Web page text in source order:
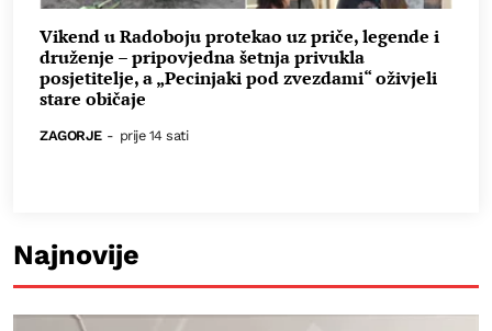
Vikend u Radoboju protekao uz priče, legende i
druženje – pripovjedna šetnja privukla
posjetitelje, a „Pecinjaki pod zvezdami“ oživjeli
stare običaje
ZAGORJE - prije 14 sati
Najnovije